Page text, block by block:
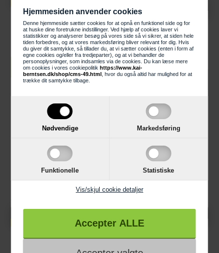
Hjemmesiden anvender cookies
Denne hjemmeside sætter cookies for at opnå en funktionel side og for
at huske dine foretrukne indstillinger. Ved hjælp af cookies laver vi
statistikker og analyserer besøg på vores side så vi sikrer, at siden hele
tiden forbedres, og at vores markedsføring bliver relevant for dig. Hvis
du giver dit samtykke, så tillader du, at vi sætter cookies (enten i form af
egne cookies og/eller fra tredjeparter), og at vi behandler de
personoplysninger, som indsamles via de cookies. Du kan læse mere
om cookies i vores cookiepolitikhttps://www.kai-
berntsen.dk/shop/cms-49.html , hvor du også altid har mulighed for at
trække dit samtykke tilbage.
Nødvendige Markedsføring
Funktionelle Statistiske
Vis/skjul cookie detaljer
Gram OMI6240-90RT
Opvaskemaskine
integrerbar
LÆG I KURV
10.795,00 DKK
Miele Opvaskemaskine G
5590 SCVi 45cm
LÆG I KURV
13.895,00 DKK
Miele Opvaskemaskine
G7210 SCi NER ED230 1,9
14.195,00 DKK
Miele Opvaskemaskine
G7260 SCVi NER ED230